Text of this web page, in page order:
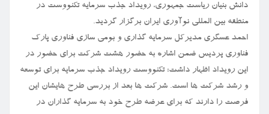
دانش بنیان ریاست جمهوری، رویداد جذب سرمایه تکنووست در
منطقه بین المللی نوآوری ایران برگزار گردید.
احمد عسگری مدیرکل سرمایه گذاری و بومی سازی فناوری پارک
فناوری پردیس ضمن اشاره به حضور هشت شرکت برای حضور در
این رویداد اظهار داشت: تکنووست رویداد جذب سرمایه برای توسعه
و رشد شرکت ها است. شرکت ها بعد از بررسی طرح هایشان این
فرصت را دارند که برای عرضه طرح خود به سرمایه گذاران در